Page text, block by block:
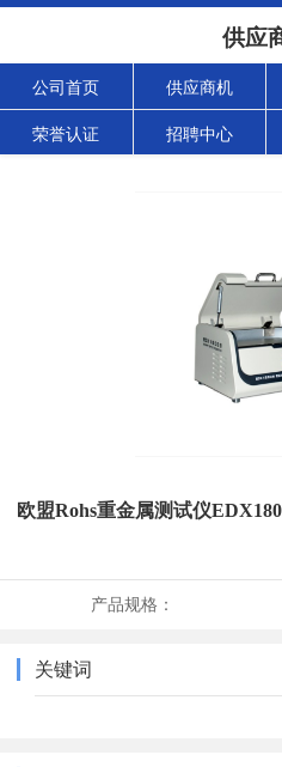
供应
公司首页 供应商机
荣誉认证 招聘中心
欧盟Rohs重金属测试仪
产品规格：
关键词